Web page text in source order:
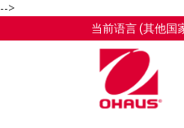
-->
当前语言(其他国